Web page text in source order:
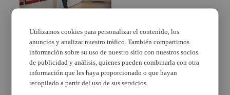
El MUPA acull
l’exposició ‘La
participació valenciana
en la Ruta de la Seda’
Utilizamos cookies para personalizar el contenido, los
anuncios y analizar nuestro tráfico. También compartimos
información sobre su uso de nuestro sitio con nuestros socios
de publicidad y análisis, quienes pueden combinarla con otra
información que les haya proporcionado o que hayan
recopilado a partir del uso de sus servicios.